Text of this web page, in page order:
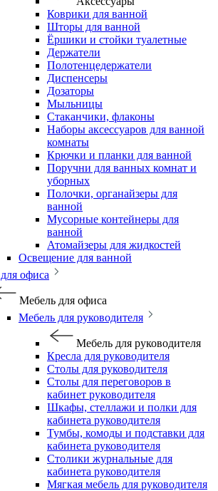
Коврики для ванной
Шторы для ванной
Ёршики и стойки туалетные
Держатели
Полотенцедержатели
Диспенсеры
Дозаторы
Мыльницы
Стаканчики, флаконы
Наборы аксессуаров для ванной
комнаты
Крючки и планки для ванной
Поручни для ванных комнат и
уборных
Полочки, органайзеры для
ванной
Мусорные контейнеры для
ванной
Атомайзеры для жидкостей
Освещение для ванной
офиса
Мебель для офиса
Мебель для руководителя
Мебель для руководителя
Кресла для руководителя
Столы для руководителя
Столы для переговоров в
кабинет руководителя
Шкафы, стеллажи и полки для
кабинета руководителя
Тумбы, комоды и подставки для
кабинета руководителя
Столики журнальные для
кабинета руководителя
Мягкая мебель для руководителя